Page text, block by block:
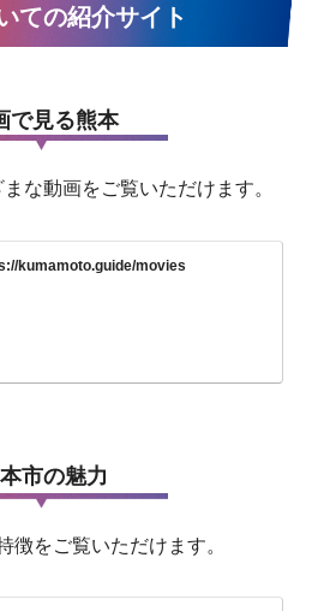
ての紹介サイト
で見る熊本
な動画をご覧いただけます。
kumamoto.guide/movies
市の魅力
徴をご覧いただけます。